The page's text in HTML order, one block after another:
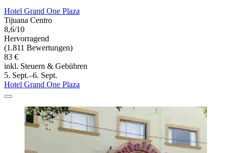
Hotel Grand One Plaza
Tijuana Centro
8,6/10
Hervorragend
(1.811 Bewertungen)
83 €
inkl. Steuern & Gebühren
5. Sept.–6. Sept.
Hotel Grand One Plaza